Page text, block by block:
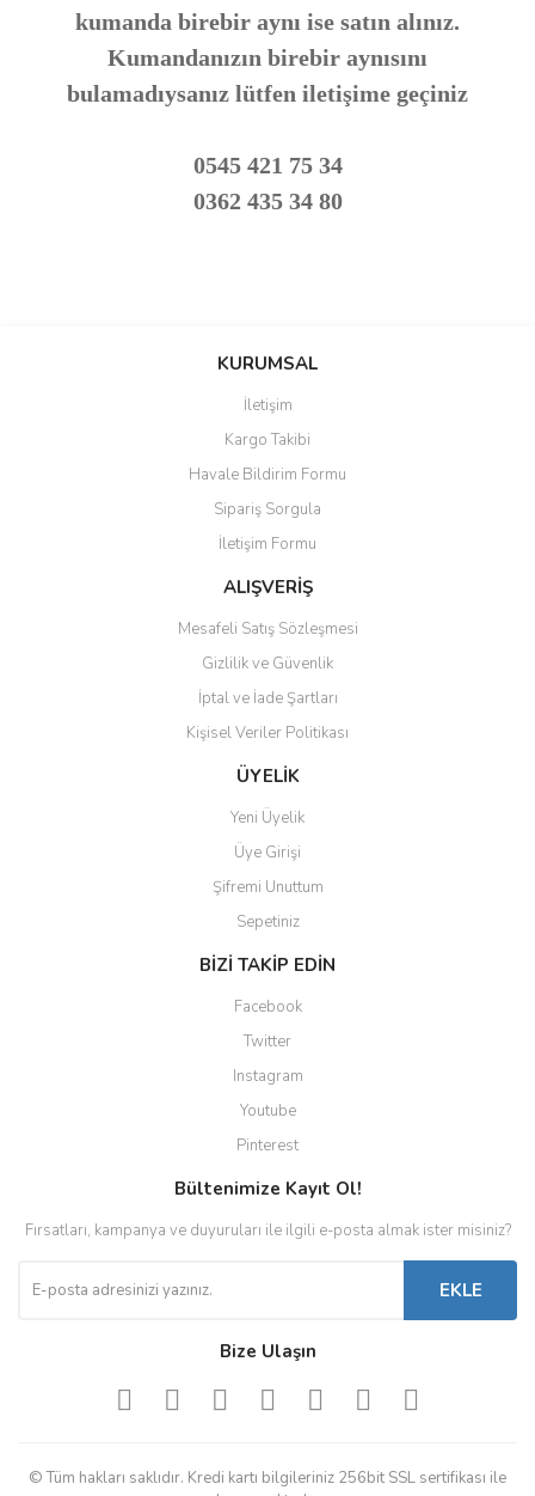
kumanda birebir aynı ise satın alınız.
Kumandanızın birebir aynısını
bulamadıysanız lütfen iletişime geçiniz
0545 421 75 34
0362 435 34 80
Bu ürüne ilk yorumu siz yapın!
Ürün resmi kalitesiz, bozuk veya görüntülenemiyor.
Ürün açıklamasında eksik bilgiler bulunuyor.
Ürün bilgilerinde hatalar bulunuyor.
Ürün fiyatı diğer sitelerden daha pahalı.
Bu ürüne benzer farklı alternatifler olmalı.
Gönder
KURUMSAL
İletişim
Kargo Takibi
Havale Bildirim Formu
Sipariş Sorgula
İletişim Formu
ALIŞVERİŞ
Mesafeli Satış Sözleşmesi
Gizlilik ve Güvenlik
İptal ve İade Şartları
Kişisel Veriler Politikası
ÜYELİK
Yeni Üyelik
Üye Girişi
Şifremi Unuttum
Sepetiniz
BİZİ TAKİP EDİN
Facebook
Twitter
Instagram
Youtube
Pinterest
Bültenimize Kayıt Ol!
Fırsatları, kampanya ve duyuruları ile ilgili e-posta almak ister misiniz?
EKLE
Bize Ulaşın
© Tüm hakları saklıdır. Kredi kartı bilgileriniz 256bit SSL sertifikası ile